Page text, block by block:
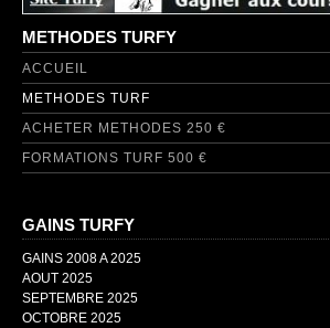
METHODES TURFY
ACCUEIL
METHODES TURF
ACHETER METHODES 250 €
FORMATIONS TURF 500 €
GAINS TURFY
GAINS 2008 A 2025
AOUT 2025
SEPTEMBRE 2025
OCTOBRE 2025